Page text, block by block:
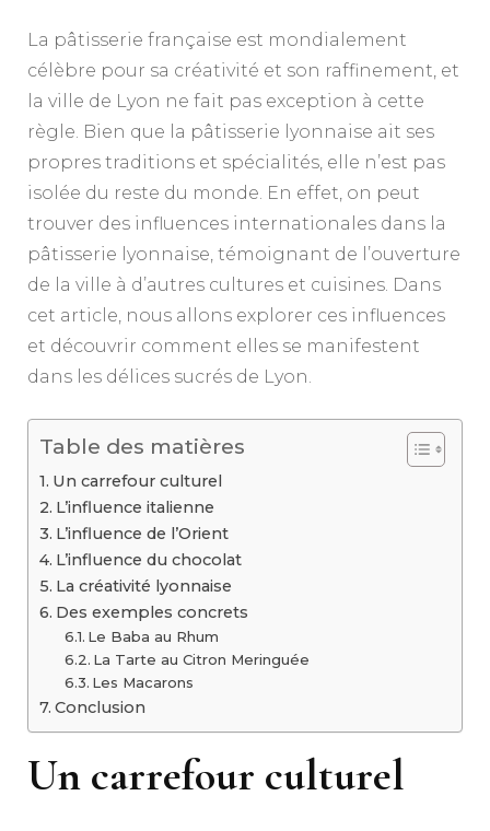
La pâtisserie française est mondialement
célèbre pour sa créativité et son raffinement, et
la ville de Lyon ne fait pas exception à cette
règle. Bien que la pâtisserie lyonnaise ait ses
propres traditions et spécialités, elle n’est pas
isolée du reste du monde. En effet, on peut
trouver des influences internationales dans la
pâtisserie lyonnaise, témoignant de l’ouverture
de la ville à d’autres cultures et cuisines. Dans
cet article, nous allons explorer ces influences
et découvrir comment elles se manifestent
dans les délices sucrés de Lyon.
Table des matières
Un carrefour culturel
L’influence italienne
L’influence de l’Orient
L’influence du chocolat
La créativité lyonnaise
Des exemples concrets
Le Baba au Rhum
La Tarte au Citron Meringuée
Les Macarons
Conclusion
Un carrefour culturel